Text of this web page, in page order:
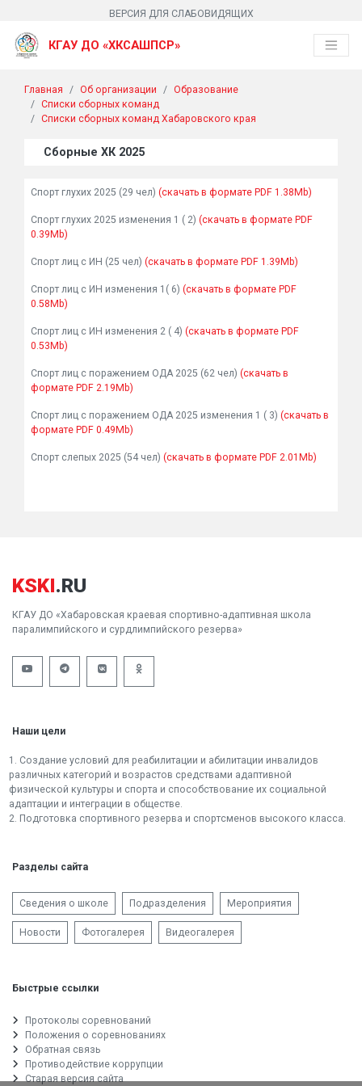
ВЕРСИЯ ДЛЯ СЛАБОВИДЯЩИХ
КГАУ ДО «ХКСАШПСР»
Главная Об организации
Образование
Списки сборных команд
Списки сборных команд Хабаровского края
Сборные ХК 2025
Спорт глухих 2025 (29 чел) (скачать в формате PDF 1.38Mb)
Спорт глухих 2025 изменения 1 ( 2) (скачать в формате PDF
0.39Mb)
Спорт лиц с ИН (25 чел) (скачать в формате PDF 1.39Mb)
Спорт лиц с ИН изменения 1( 6) (скачать в формате PDF
0.58Mb)
Спорт лиц с ИН изменения 2 ( 4) (скачать в формате PDF
0.53Mb)
Спорт лиц с поражением ОДА 2025 (62 чел) (скачать в
формате PDF 2.19Mb)
Спорт лиц с поражением ОДА 2025 изменения 1 ( 3) (скачать в
формате PDF 0.49Mb)
Спорт слепых 2025 (54 чел) (скачать в формате PDF 2.01Mb)
KSKI.RU
КГАУ ДО «Хабаровская краевая спортивно-адаптивная школа
паралимпийского и сурдлимпийского резерва»
Наши цели
1. Создание условий для реабилитации и абилитации инвалидов
различных категорий и возрастов средствами адаптивной
физической культуры и спорта и способствование их социальной
адаптации и интеграции в обществе.
2. Подготовка спортивного резерва и спортсменов высокого класса.
Разделы сайта
Сведения о школе Подразделения Мероприятия
Новости Фотогалерея Видеогалерея
Быстрые ссылки
Протоколы соревнований
Положения о соревнованиях
Обратная связь
Противодействие коррупции
Старая версия сайта